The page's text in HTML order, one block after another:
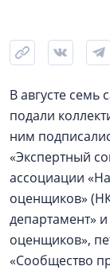
В августе семь
подали
ним
«Экспертный
ассоциации
оценщиков»
департамент»
оценщиков»,
«Сообщество